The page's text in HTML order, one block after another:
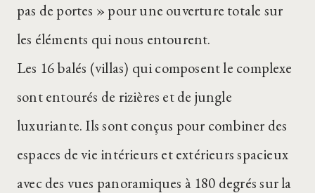
pas de portes » pour une ouverture totale sur
les éléments qui nous entourent.
Les 16 balés (villas) qui composent le complexe
sont entourés de rizières et de jungle
luxuriante. Ils sont conçus pour combiner des
espaces de vie intérieurs et extérieurs spacieux
avec des vues panoramiques à 180 degrés sur la